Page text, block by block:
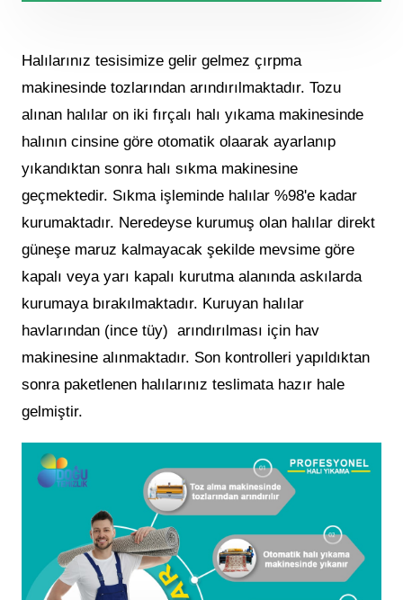
Halılarınız tesisimize gelir gelmez çırpma
makinesinde tozlarından arındırılmaktadır. Tozu
alınan halılar on iki fırçalı halı yıkama makinesinde
halının cinsine göre otomatik olaarak ayarlanıp
yıkandıktan sonra halı sıkma makinesine
geçmektedir. Sıkma işleminde halılar %98'e kadar
kurumaktadır. Neredeyse kurumuş olan halılar direkt
güneşe maruz kalmayacak şekilde mevsime göre
kapalı veya yarı kapalı kurutma alanında askılarda
kurumaya bırakılmaktadır. Kuruyan halılar
havlarından (ince tüy) arındırılması için hav
makinesine alınmaktadır. Son kontrolleri yapıldıktan
sonra paketlenen halılarınız teslimata hazır hale
gelmiştir.